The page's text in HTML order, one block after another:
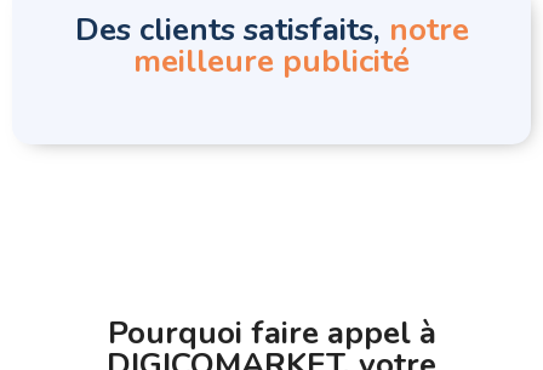
Des clients satisfaits, notre
meilleure publicité
Pourquoi faire appel à